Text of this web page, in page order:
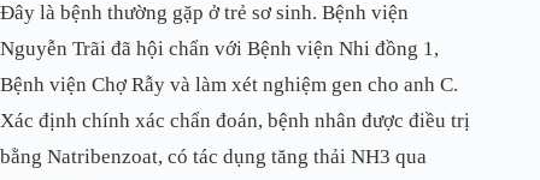
Đây là bệnh thường gặp ở trẻ sơ sinh. Bệnh viện
Nguyễn Trãi đã hội chẩn với Bệnh viện Nhi đồng 1,
Bệnh viện Chợ Rẫy và làm xét nghiệm gen cho anh C.
Xác định chính xác chẩn đoán, bệnh nhân được điều trị
bằng Natribenzoat, có tác dụng tăng thải NH3 qua